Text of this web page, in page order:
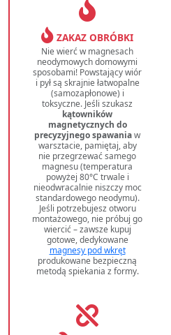
ZAKAZ OBRÓBKI
Nie wierć w magnesach
neodymowych domowymi
sposobami! Powstający wiór
i pył są skrajnie łatwopalne
(samozapłonowe) i
toksyczne. Jeśli szukasz
kątowników
magnetycznych do
precyzyjnego spawaniaw
warsztacie, pamiętaj, aby
nie przegrzewać samego
magnesu (temperatura
powyżej 80°C trwale i
nieodwracalnie niszczy moc
standardowego neodymu).
Jeśli potrzebujesz otworu
montażowego, nie próbuj go
wiercić – zawsze kupuj
gotowe, dedykowane
magnesy pod wkręt
produkowane bezpieczną
metodą spiekania z formy.